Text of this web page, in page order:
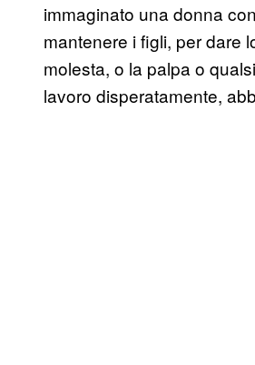
immaginato una donna
mantenere i figli, per dare
molesta, o la palpa o
lavoro disperatamente,